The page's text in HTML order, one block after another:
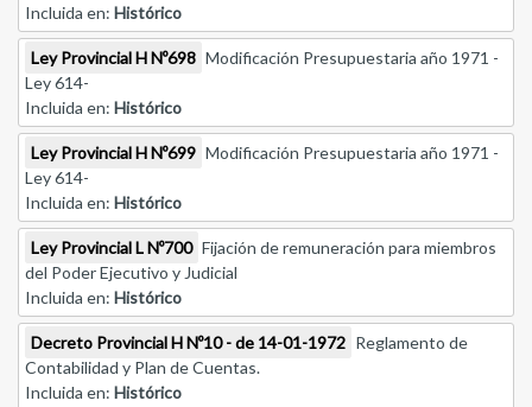
Incluida en: Histórico
Ley Provincial H Nº698 Modificación Presupuestaria año 1971 -
Ley 614-
Incluida en: Histórico
Ley Provincial H Nº699 Modificación Presupuestaria año 1971 -
Ley 614-
Incluida en: Histórico
Ley Provincial L Nº700 Fijación de remuneración para miembros
del Poder Ejecutivo y Judicial
Incluida en: Histórico
Decreto Provincial H Nº10 - de 14-01-1972 Reglamento de
Contabilidad y Plan de Cuentas.
Incluida en: Histórico